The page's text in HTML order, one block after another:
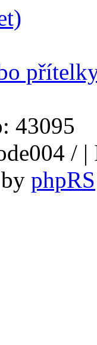
43095
/ |
phpRS